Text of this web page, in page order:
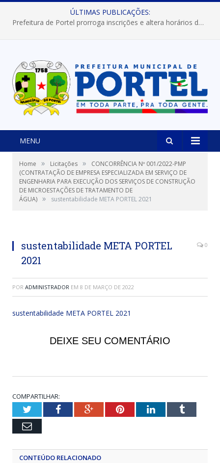
ÚLTIMAS PUBLICAÇÕES:
Prefeitura de Portel prorroga inscrições e altera horários dos concursos “Musa” e “Miss Mix Verão 2026”
MENU
Home » Licitações »
CONCORRÊNCIA Nº 001/2022-PMP
(CONTRATAÇÃO DE EMPRESA ESPECIALIZADA EM SERVIÇO DE
ENGENHARIA PARA EXECUÇÃO DOS SERVIÇOS DE CONSTRUÇÃO
DE MICROESTAÇÕES DE TRATAMENTO DE
ÁGUA) » sustentabilidade META PORTEL 2021
sustentabilidade META PORTEL
2021
0
POR ADMINISTRADOR EM 8 DE MARÇO DE 2022
sustentabilidade META PORTEL 2021
DEIXE SEU COMENTÁRIO
COMPARTILHAR:
TwitterFacebookGoogle+PinterestLinkedInTumblr
Email
CONTEÚDO RELACIONADO